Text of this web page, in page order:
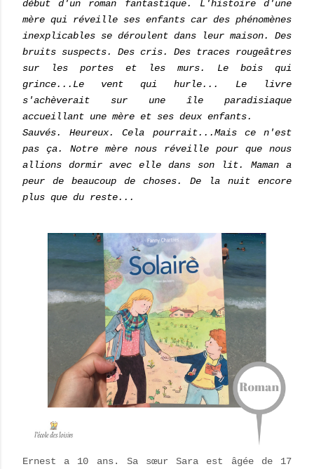
début d'un roman fantastique. L'histoire d'une
mère qui réveille ses enfants car des phénomènes
inexplicables se déroulent dans leur maison. Des
bruits suspects. Des cris. Des traces rougeâtres
sur les portes et les murs. Le bois qui
grince...Le vent qui hurle... Le livre
s'achèverait sur une île paradisiaque
accueillant une mère et ses deux enfants.
Sauvés. Heureux. Cela pourrait...Mais ce n'est
pas ça. Notre mère nous réveille pour que nous
allions dormir avec elle dans son lit. Maman a
peur de beaucoup de choses. De la nuit encore
plus que du reste...
Ernest a 10 ans. Sa sœur Sara est âgée de 17